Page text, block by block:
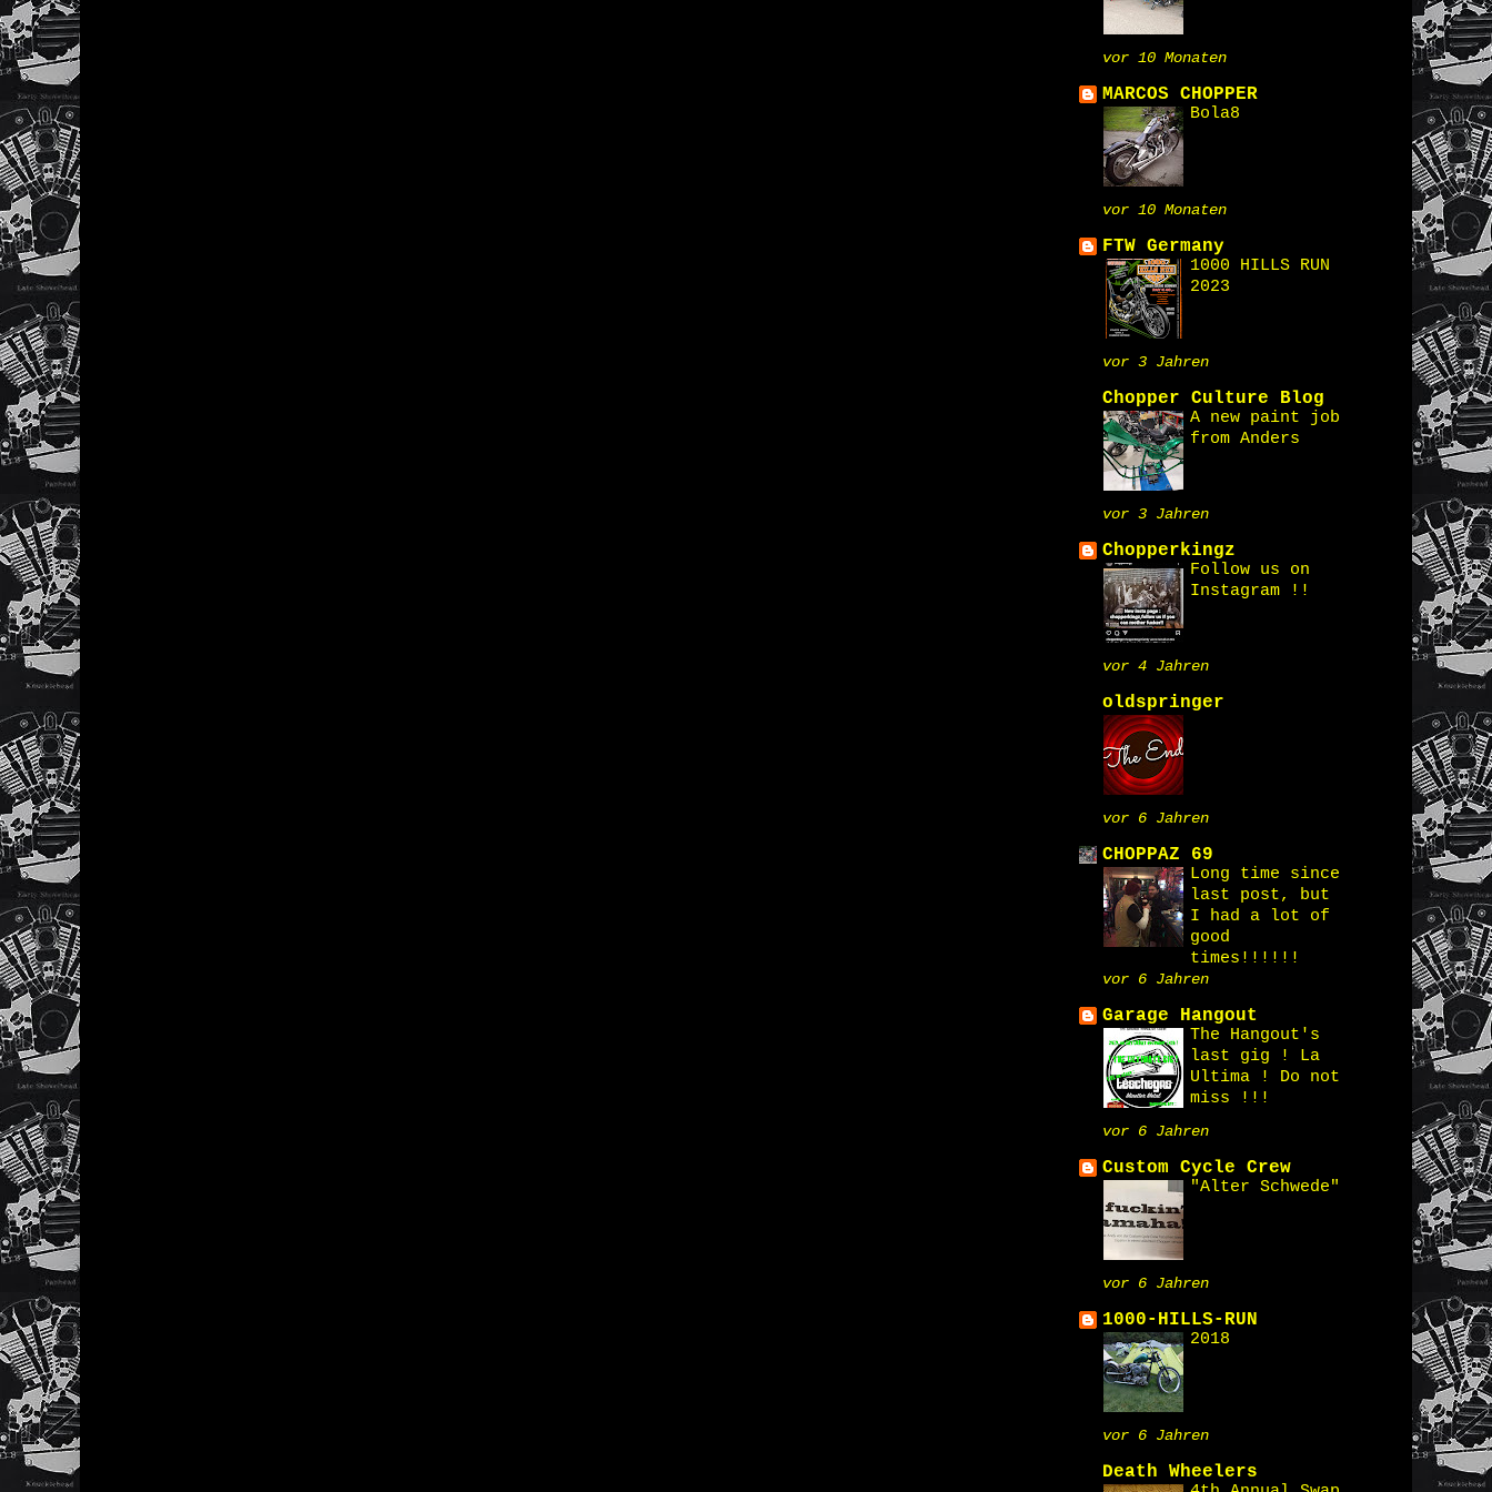
vor 10 Monaten
MARCOS CHOPPER
Bola8
vor 10 Monaten
FTW Germany
1000 HILLS RUN
2023
vor 3 Jahren
Chopper Culture Blog
A new paint job
from Anders
vor 3 Jahren
Chopperkingz
Follow us on
Instagram !!
vor 4 Jahren
oldspringer
vor 6 Jahren
CHOPPAZ 69
Long time since
last post, but
I had a lot of
good
times!!!!!!
vor 6 Jahren
Garage Hangout
The Hangout's
last gig ! La
Ultima ! Do not
miss !!!
vor 6 Jahren
Custom Cycle Crew
"Alter Schwede"
vor 6 Jahren
1000-HILLS-RUN
2018
vor 6 Jahren
Death Wheelers